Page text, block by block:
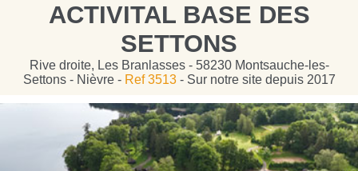
ACTIVITAL BASE DES
SETTONS
Rive droite, Les Branlasses - 58230 Montsauche-les-
Settons - Nièvre - Ref 3513- Sur notre site depuis 2017